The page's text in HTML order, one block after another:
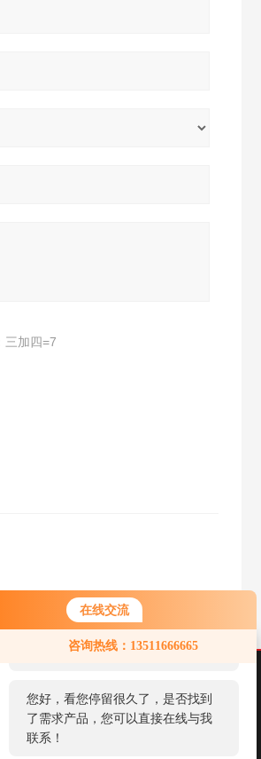
在线交流
咨询热线：13511666665
您好！欢迎前来咨询，很高兴为您
服务，请问您要咨询什么问题呢？
您好，看您停留很久了，是否找到
了需求产品，您可以直接在线与我
联系！
三加四=7